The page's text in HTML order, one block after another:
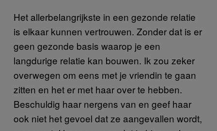
Het allerbelangrijkste in een gezonde relatie
is elkaar kunnen vertrouwen. Zonder dat is er
geen gezonde basis waarop je een
langdurige relatie kan bouwen. Ik zou zeker
overwegen om eens met je vriendin te gaan
zitten en het er met haar over te hebben.
Beschuldig haar nergens van en geef haar
ook niet het gevoel dat ze aangevallen wordt,